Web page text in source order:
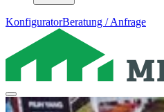
KonfiguratorBeratung / Anfrage